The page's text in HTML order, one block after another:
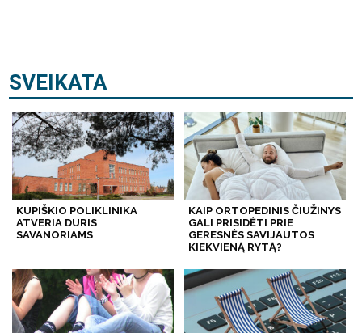
SVEIKATA
KUPIŠKIO POLIKLINIKA
ATVERIA DURIS
SAVANORIAMS
KAIP ORTOPEDINIS ČIUŽINYS
GALI PRISIDĖTI PRIE
GERESNĖS SAVIJAUTOS
KIEKVIENĄ RYTĄ?